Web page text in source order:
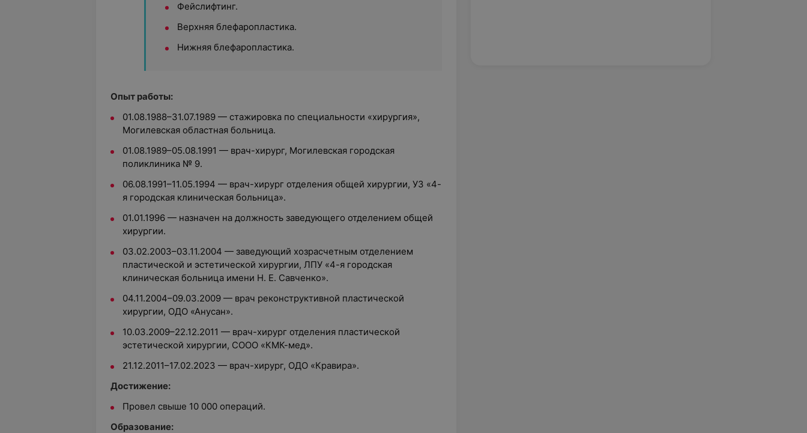
Фейслифтинг.
Верхняя блефаропластика.
Нижняя блефаропластика.
Опыт работы:
01.08.1988–31.07.1989 — стажировка по специальности «хирургия»,
Могилевская областная больница.
01.08.1989–05.08.1991 — врач-хирург, Могилевская городская
поликлиника № 9.
06.08.1991–11.05.1994 — врач-хирург отделения общей хирургии, УЗ «4-
я городская клиническая больница».
01.01.1996 — назначен на должность заведующего отделением общей
хирургии.
03.02.2003–03.11.2004 — заведующий хозрасчетным отделением
пластической и эстетической хирургии, ЛПУ «4-я городская
клиническая больница имени Н. Е. Савченко».
04.11.2004–09.03.2009 — врач реконструктивной пластической
хирургии, ОДО «Анусан».
10.03.2009–22.12.2011 — врач-хирург отделения пластической
эстетической хирургии, СООО «КМК-мед».
21.12.2011–17.02.2023 — врач-хирург, ОДО «Кравира».
Достижение:
Провел свыше 10 000 операций.
Образование: